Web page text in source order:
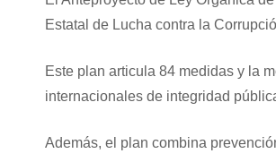
Estatal de Lucha contra la
Este plan articula 84 medidas y la
internacionales de integridad
Además, el plan combina